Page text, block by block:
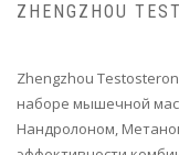
ZHENGZHOU
Zhengzhou
наборе мышечной
Нандролоном,